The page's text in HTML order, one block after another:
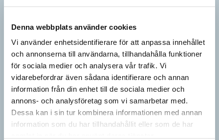
Denna webbplats använder cookies
Vi använder enhetsidentifierare för att anpassa innehållet
och annonserna till användarna, tillhandahålla funktioner
för sociala medier och analysera vår trafik. Vi
vidarebefordrar även sådana identifierare och annan
information från din enhet till de sociala medier och
annons- och analysföretag som vi samarbetar med.
Dessa kan i sin tur kombinera informationen med annan
information som du har tillhandahållit eller som de har
Känner du till orden från SAOL? (Kviss
#625)
KVISS
Vet du vad dom här tolv svenska orden betyder? Dom rätta
svaren kommer från Svenska Akademiens ordlista.